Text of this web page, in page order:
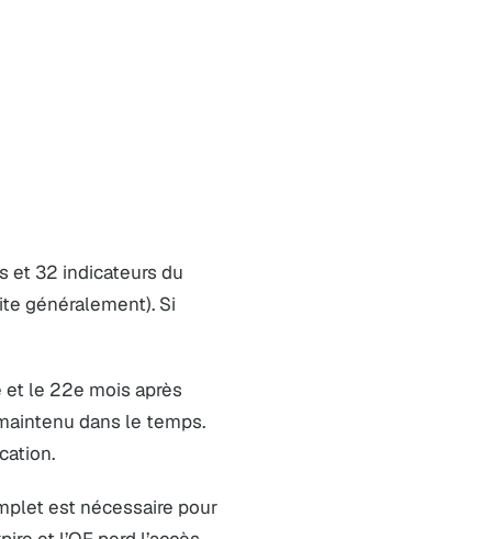
et 32 indicateurs du
généralement). Si
et le 22e mois après
dans le temps.
est nécessaire pour